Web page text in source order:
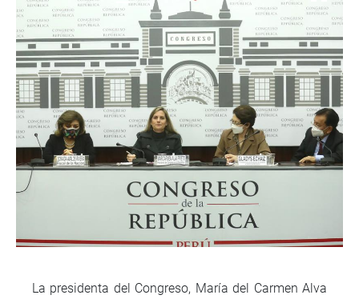
La presidenta del Congreso, María del Carmen Alva